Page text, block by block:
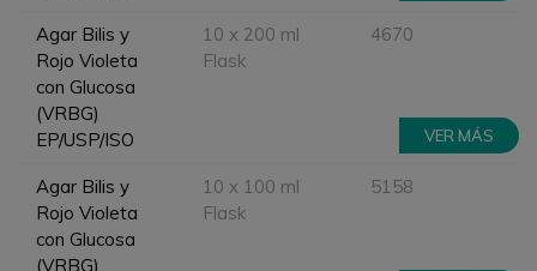
Agar Bilis y
Rojo Violeta
con Glucosa
(VRBG)
EP/USP/ISO
10 x 200 ml
Flask
4670
VER MÁS
Agar Bilis y
Rojo Violeta
con Glucosa
(VRBG)
10 x 100 ml
Flask
5158